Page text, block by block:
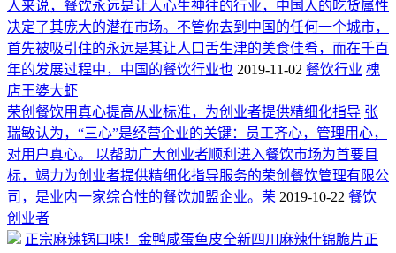
人来说，餐饮永远是让人心生神往的行业，中国人的吃货属性
决定了其庞大的潜在市场。不管你去到中国的任何一个城市，
首先被吸引住的永远是其让人口舌生津的美食佳肴，而在千百
年的发展过程中，中国的餐饮行业也 2019-11-02 餐饮行业 槐
店王婆大虾
荣创餐饮用真心提高从业标准，为创业者提供精细化指导 张
瑞敏认为，“三心”是经营企业的关键：员工齐心，管理用心，
对用户真心。 以帮助广大创业者顺利进入餐饮市场为首要目
标，竭力为创业者提供精细化指导服务的荣创餐饮管理有限公
司，是业内一家综合性的餐饮加盟企业。荣 2019-10-22 餐饮
创业者
正宗麻辣锅口味！金鸭咸蛋鱼皮全新四川麻辣什锦脆片正